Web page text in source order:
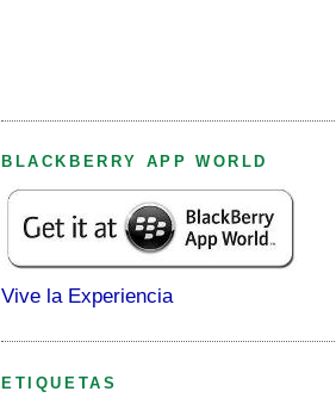
BLACKBERRY APP WORLD
Vive la Experiencia
ETIQUETAS